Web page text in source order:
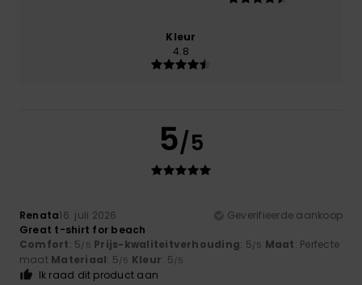
Kleur
4.8
5/5
Renata16. juli 2026
Geverifieerde aankoop
Great t-shirt for beach
Comfort: 5/5 Prijs-kwaliteitverhouding: 5/5 Maat: Perfecte
maat Materiaal: 5/5 Kleur: 5/5
Ik raad dit product aan